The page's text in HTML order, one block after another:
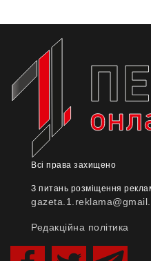
Всі права захищено
З питань розміщення
Редакційна політика